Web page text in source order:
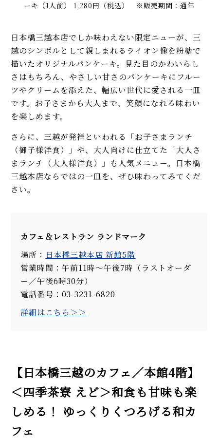
ーキ（1人前） 1,280円（税込） ※販売期間：通年
日本橋三越本店でしか味わえない限定ニューが、三
越のシンボルとして親しまれるライオン像を粉糖で
描いたオリジナルパンケーキ。見た目のかわいらし
さはもちろん、やさしい甘さのパンケーキにフルー
ツやクリームを添えた、幅広い世代に愛される一皿
です。お子さまから大人まで、笑顔になれる味わい
を楽しめます。
さらに、三越が発祥といわれる「お子さまランチ
（御子様洋食）」や、大人向けに仕立てた「大人さ
まランチ（大人様洋食）」も人気メニュー。日本橋
三越本店ならではの一皿を、ぜひ味わってみてくだ
さい。
カフェ＆レストラン ランドマーク
場所： 日本橋三越本店 新館5階
営業時間：午前11時～午後7時（ラストオーダ
ー／午後6時30分）
電話番号：03-3231-6820
詳細はこちら＞＞
【日本橋三越のカフェ／本館4階】
＜四季茶寮 えど＞和食も甘味も楽
しめる！ ゆっくりくつろげる和カ
フェ